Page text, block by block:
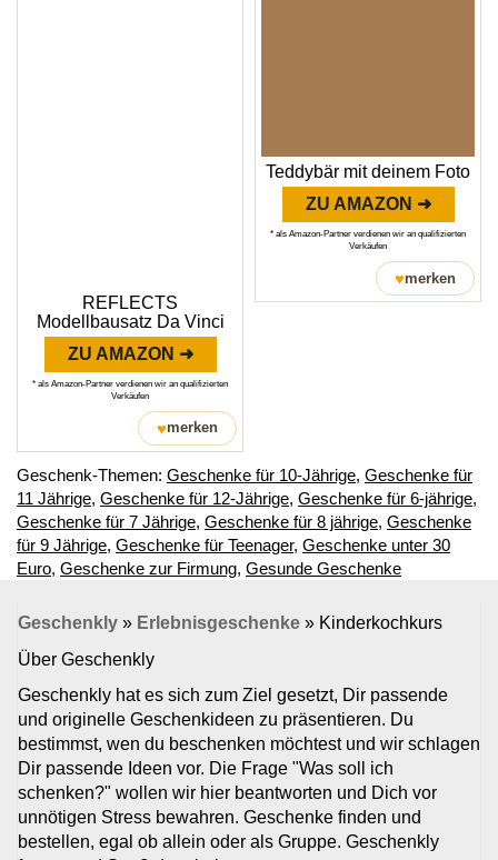
REFLECTS
Modellbausatz Da Vinci
ZU AMAZON ➜
* als Amazon-Partner verdienen wir an qualifizierten
Verkäufen
♥merken
Teddybär mit deinem Foto
ZU AMAZON ➜
* als Amazon-Partner verdienen wir an qualifizierten
Verkäufen
♥merken
Geschenk-Themen: Geschenke für 10-Jährige, Geschenke für
11 Jährige, Geschenke für 12-Jährige, Geschenke für 6-jährige,
Geschenke für 7 Jährige, Geschenke für 8 jährige, Geschenke
für 9 Jährige, Geschenke für Teenager, Geschenke unter 30
Euro, Geschenke zur Firmung, Gesunde Geschenke
Geschenkly » Erlebnisgeschenke » Kinderkochkurs
Über Geschenkly
Geschenkly hat es sich zum Ziel gesetzt, Dir passende
und originelle Geschenkideen zu präsentieren. Du
bestimmst, wen du beschenken möchtest und wir schlagen
Dir passende Ideen vor. Die Frage "Was soll ich
schenken?" wollen wir hier beantworten und Dich vor
unnötigen Stress bewahren. Geschenke finden und
bestellen, egal ob allein oder als Gruppe. Geschenkly